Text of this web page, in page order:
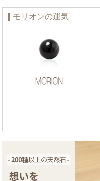
モリオンの運気